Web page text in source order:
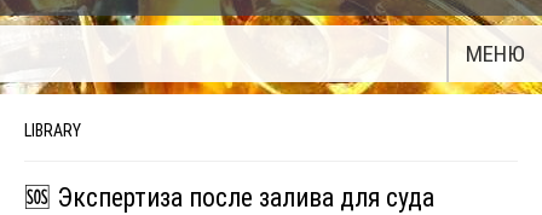
МЕНЮ
LIBRARY
🆘 Экспертиза после залива для суда